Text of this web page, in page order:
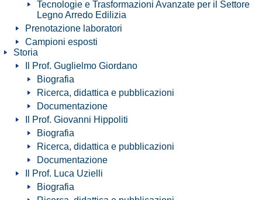
Tecnologie e Trasformazioni Avanzate per il Settore
Legno Arredo Edilizia
Prenotazione laboratori
Campioni esposti
Storia
Il Prof. Guglielmo Giordano
Biografia
Ricerca, didattica e pubblicazioni
Documentazione
Il Prof. Giovanni Hippoliti
Biografia
Ricerca, didattica e pubblicazioni
Documentazione
Il Prof. Luca Uzielli
Biografia